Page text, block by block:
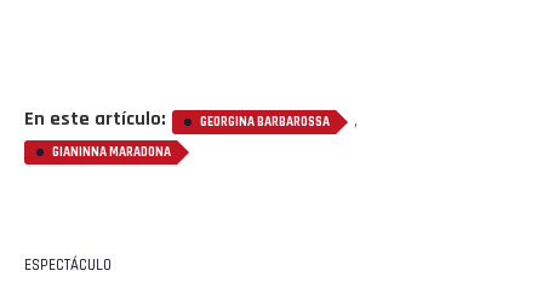
En este artículo: GEORGINA BARBAROSSA ,
GIANINNA MARADONA
ESPECTÁCULO